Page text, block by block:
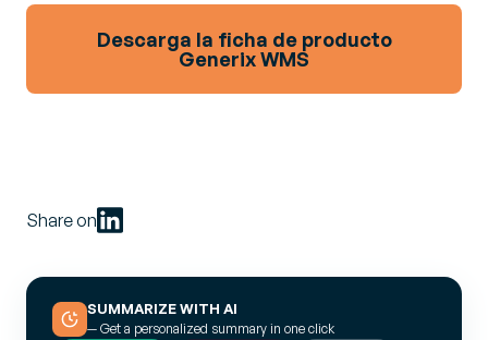
Descarga la ficha de producto
Generix WMS
Share on
SUMMARIZE WITH AI
— Get a personalized summary in one click